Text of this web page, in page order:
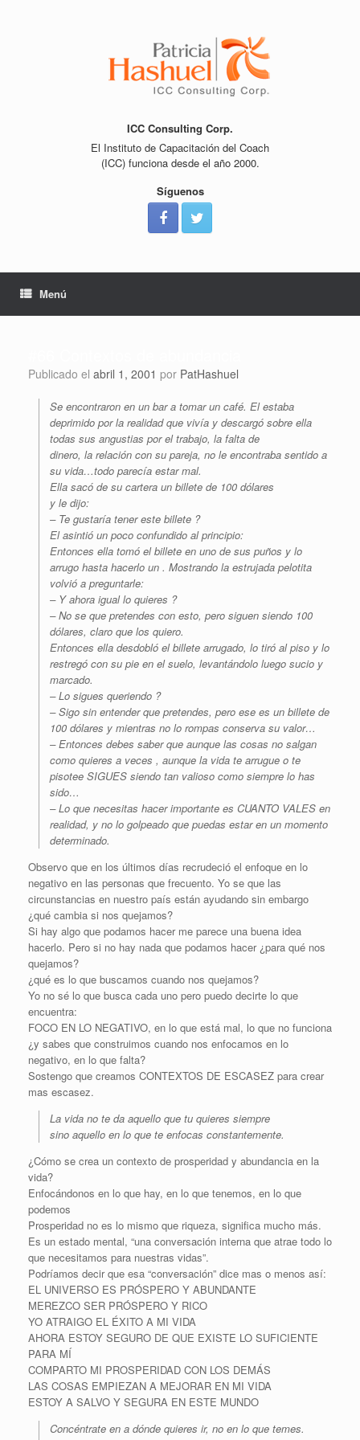
ICC Consulting Corp.
El Instituto de Capacitación del Coach
(ICC) funciona desde el año 2000.
Síguenos
Menú
Publicado el abril 1, 2001 por PatHashuel
Se encontraron en un bar a tomar un café. El estaba
deprimido por la realidad que vivía y descargó sobre ella
todas sus angustias por el trabajo, la falta de
dinero, la relación con su pareja, no le encontraba sentido a
su vida…todo parecía estar mal.
Ella sacó de su cartera un billete de 100 dólares
y le dijo:
– Te gustaría tener este billete ?
El asintió un poco confundido al principio:
Entonces ella tomó el billete en uno de sus puños y lo
arrugo hasta hacerlo un . Mostrando la estrujada pelotita
volvió a preguntarle:
– Y ahora igual lo quieres ?
– No se que pretendes con esto, pero siguen siendo 100
dólares, claro que los quiero.
Entonces ella desdobló el billete arrugado, lo tiró al piso y lo
restregó con su pie en el suelo, levantándolo luego sucio y
marcado.
– Lo sigues queriendo ?
– Sigo sin entender que pretendes, pero ese es un billete de
100 dólares y mientras no lo rompas conserva su valor…
– Entonces debes saber que aunque las cosas no salgan
como quieres a veces , aunque la vida te arrugue o te
pisotee SIGUES siendo tan valioso como siempre lo has
sido…
– Lo que necesitas hacer importante es CUANTO VALES en
realidad, y no lo golpeado que puedas estar en un momento
determinado.
Observo que en los últimos días recrudeció el enfoque en lo
negativo en las personas que frecuento. Yo se que las
circunstancias en nuestro país están ayudando sin embargo
¿qué cambia si nos quejamos?
Si hay algo que podamos hacer me parece una buena idea
hacerlo. Pero si no hay nada que podamos hacer ¿para qué nos
quejamos?
¿qué es lo que buscamos cuando nos quejamos?
Yo no sé lo que busca cada uno pero puedo decirte lo que
encuentra:
FOCO EN LO NEGATIVO, en lo que está mal, lo que no funciona
¿y sabes que construimos cuando nos enfocamos en lo
negativo, en lo que falta?
Sostengo que creamos CONTEXTOS DE ESCASEZ para crear
mas escasez.
La vida no te da aquello que tu quieres siempre
sino aquello en lo que te enfocas constantemente.
¿Cómo se crea un contexto de prosperidad y abundancia en la
vida?
Enfocándonos en lo que hay, en lo que tenemos, en lo que
podemos
Prosperidad no es lo mismo que riqueza, significa mucho más.
Es un estado mental, “una conversación interna que atrae todo lo
que necesitamos para nuestras vidas”.
Podríamos decir que esa “conversación” dice mas o menos así:
EL UNIVERSO ES PRÓSPERO Y ABUNDANTE
MEREZCO SER PRÓSPERO Y RICO
YO ATRAIGO EL ÉXITO A MI VIDA
AHORA ESTOY SEGURO DE QUE EXISTE LO SUFICIENTE
PARA MÍ
COMPARTO MI PROSPERIDAD CON LOS DEMÁS
LAS COSAS EMPIEZAN A MEJORAR EN MI VIDA
ESTOY A SALVO Y SEGURA EN ESTE MUNDO
Concéntrate en a dónde quieres ir, no en lo que temes.